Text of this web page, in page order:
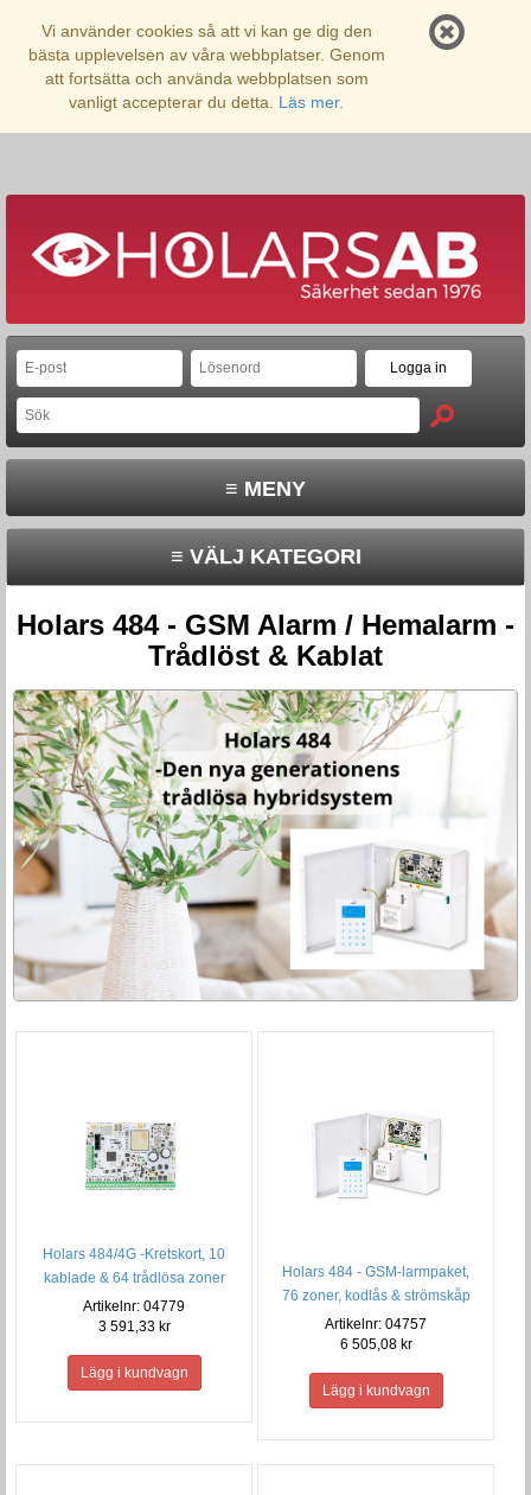
Vi använder cookies så att vi kan ge dig den
bästa upplevelsen av våra webbplatser. Genom
att fortsätta och använda webbplatsen som
vanligt accepterar du detta. Läs mer.
≡ MENY
≡ VÄLJ KATEGORI
Holars 484 - GSM Alarm / Hemalarm -
Trådlöst & Kablat
Holars 484/4G -Kretskort, 10
kablade & 64 trådlösa zoner
Artikelnr: 04779
3 591,33 kr
Holars 484 - GSM-larmpaket,
76 zoner, kodlås & strömskåp
Artikelnr: 04757
6 505,08 kr